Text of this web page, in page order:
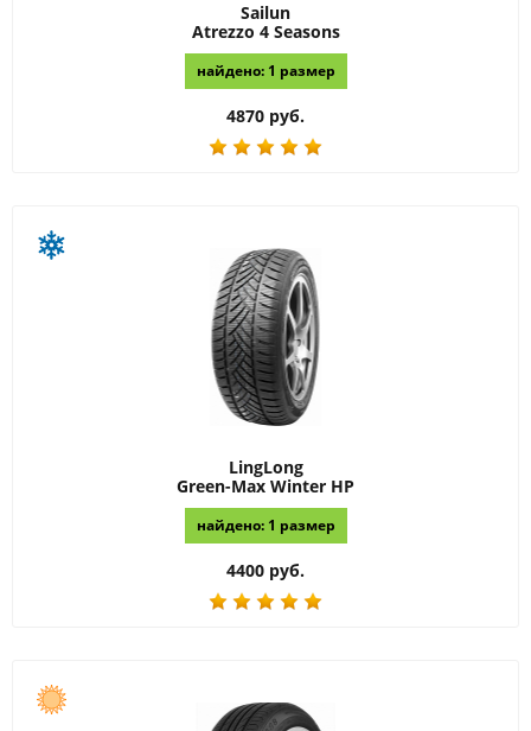
Sailun
Atrezzo 4 Seasons
найдено: 1 размер
4870 руб.
LingLong
Green-Max Winter HP
найдено: 1 размер
4400 руб.